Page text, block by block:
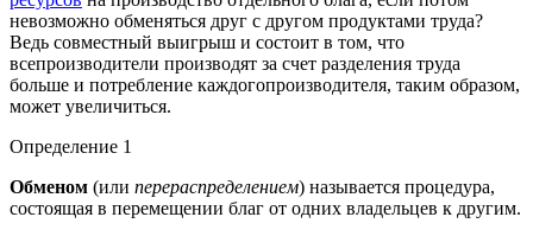
невозможно обменяться друг с другом продуктами труда?
Ведь совместный выигрыш и состоит в том, что
всепроизводители производят за счет разделения труда
больше и потребление каждогопроизводителя, таким образом,
может увеличиться.
Определение 1
Обменом (или перераспределением) называется процедура,
состоящая в перемещении благ от одних владельцев к другим.